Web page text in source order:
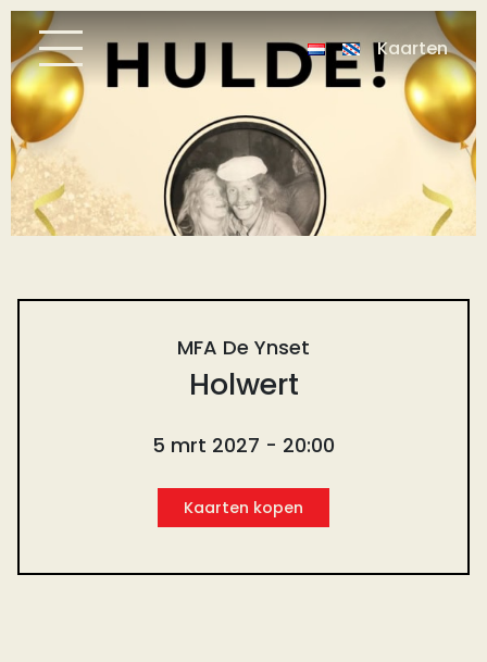
Kaarten
MFA De Ynset
Holwert
5 mrt 2027 - 20:00
Kaarten kopen